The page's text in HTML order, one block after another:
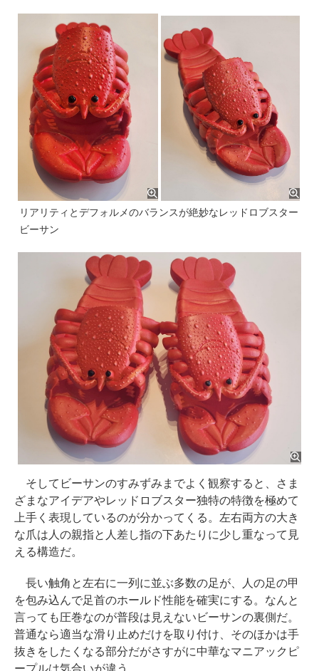
リアリティとデフォルメのバランスが絶妙なレッドロブスター
ビーサン
そしてビーサンのすみずみまでよく観察すると、さま
ざまなアイデアやレッドロブスター独特の特徴を極めて
上手く表現しているのが分かってくる。左右両方の大き
な爪は人の親指と人差し指の下あたりに少し重なって見
える構造だ。
長い触角と左右に一列に並ぶ多数の足が、人の足の甲
を包み込んで足首のホールド性能を確実にする。なんと
言っても圧巻なのが普段は見えないビーサンの裏側だ。
普通なら適当な滑り止めだけを取り付け、そのほかは手
抜きをしたくなる部分だがさすがに中華なマニアックピ
ープルは気合いが違う。